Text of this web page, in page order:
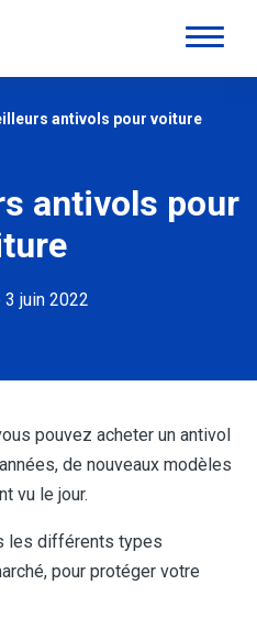
antivols pour voiture
antivols pour
3 juin 2022
pouvez acheter un antivol
de nouveaux modèles
vu le jour.
les différents types
pour protéger votre